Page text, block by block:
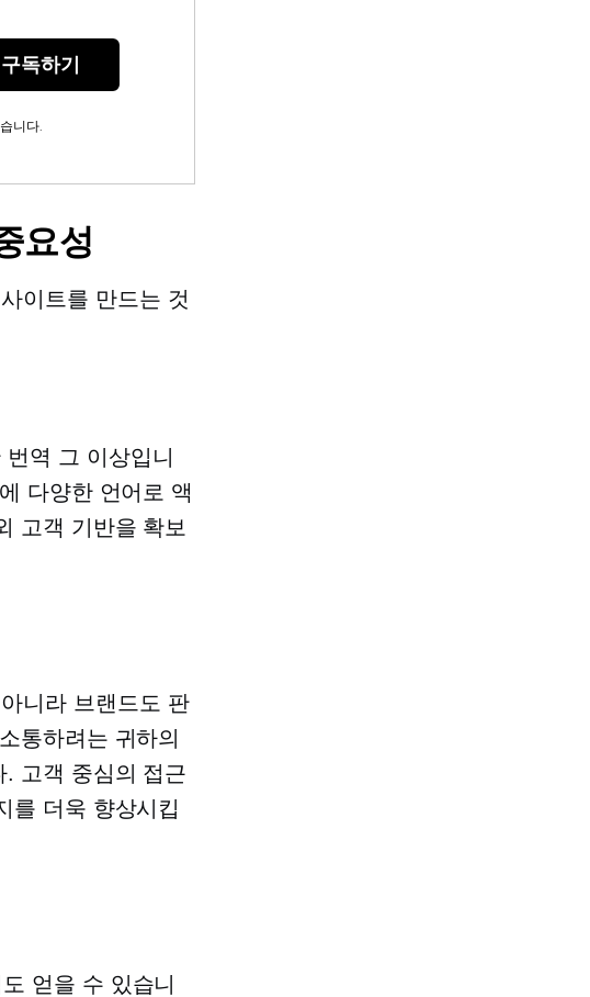
구독하기
니다.
요성
이트를 만드는 것
역 그 이상입니
다양한 언어로 액
고객 기반을 확보
니라 브랜드도 판
통하려는 귀하의
. 고객 중심의 접근
를 더욱 향상시킵
얻을 수 있습니